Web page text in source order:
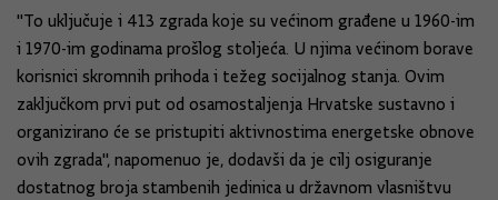
"To uključuje i 413 zgrada koje su većinom građene u 1960-im
i 1970-im godinama prošlog stoljeća. U njima većinom borave
korisnici skromnih prihoda i težeg socijalnog stanja. Ovim
zaključkom prvi put od osamostaljenja Hrvatske sustavno i
organizirano će se pristupiti aktivnostima energetske obnove
ovih zgrada", napomenuo je, dodavši da je cilj osiguranje
dostatnog broja stambenih jedinica u državnom vlasništvu